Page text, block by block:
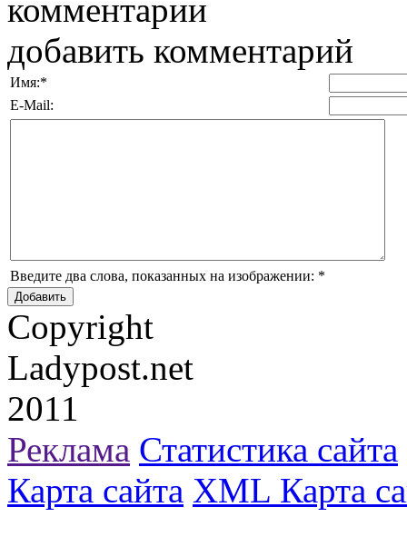
комментарии
добавить комментарий
Имя:*
E-Mail:
Введите два слова, показанных на изображении: *
Copyright
Ladypost.net
2011
Реклама Статистика сайта
Карта сайта XML Карта